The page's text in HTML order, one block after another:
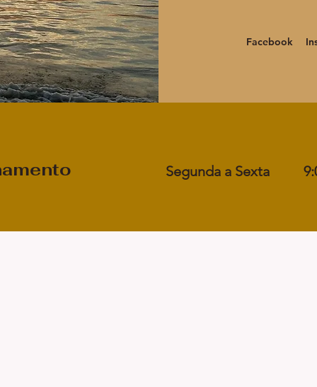
Facebook
Segunda a Sexta